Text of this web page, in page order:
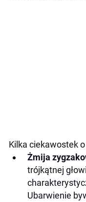
Kilka ciekawostek
Żmija
trójkątnej
Ubarwienie